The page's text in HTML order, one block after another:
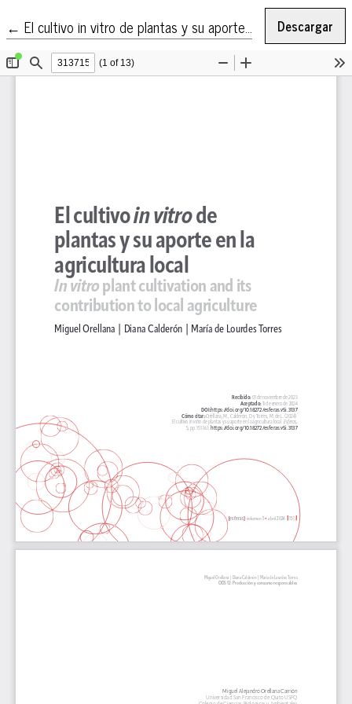
← Volver a los detalles del artículo
El cultivo in vitro de plantas y su aporte en la agricultura local Descargar